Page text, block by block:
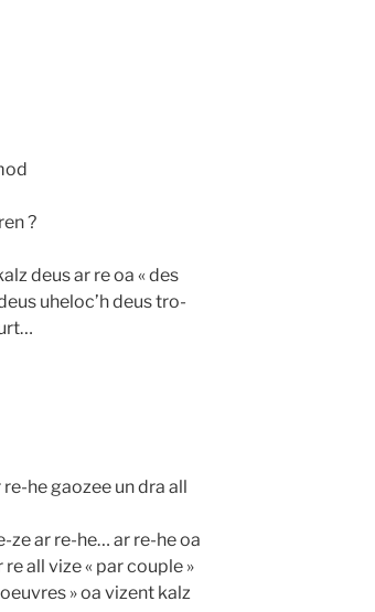
?
deus ar re oa « des
uheloc’h deus tro-
he gaozee un dra all
ze ar re-he… ar re-he oa
re all vize « par couple »
» oa vizent kalz